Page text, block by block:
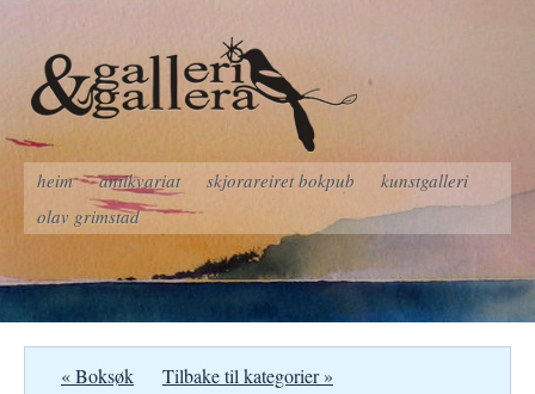
heim antikvariat skjorareiret bokpub
kunstgalleri
olav grimstad
« Boksøk Tilbake til kategorier »